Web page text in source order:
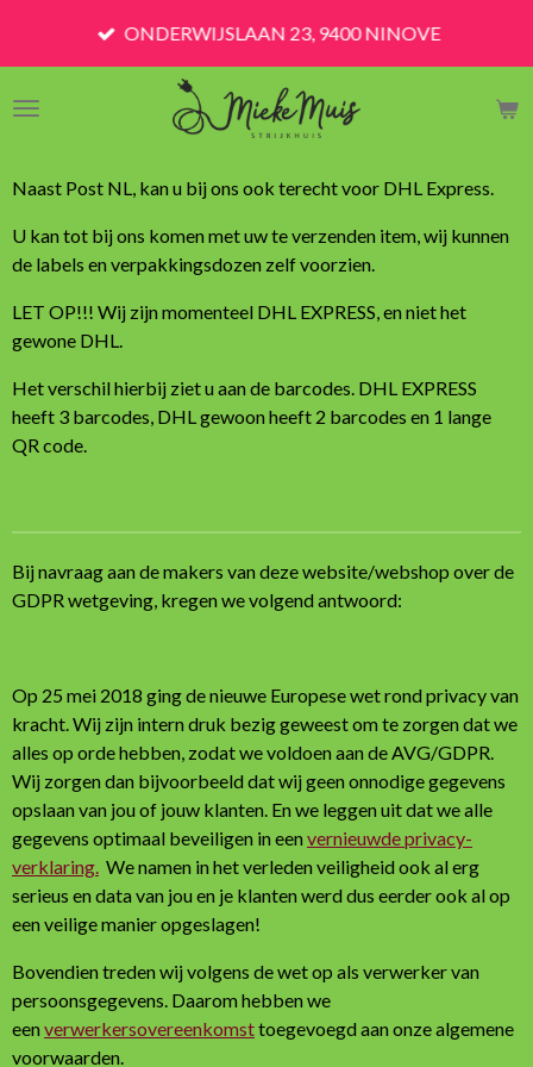
de
ONDERWIJSLAAN 23, 9400 NINOVE
Naast Post NL, kan u bij ons ook terecht voor DHL Express.
U kan tot bij ons komen met uw te verzenden item, wij kunnen
de labels en verpakkingsdozen zelf voorzien.
LET OP!!! Wij zijn momenteel DHL EXPRESS, en niet het
gewone DHL.
Het verschil hierbij ziet u aan de barcodes. DHL EXPRESS
heeft 3 barcodes, DHL gewoon heeft 2 barcodes en 1 lange
QR code.
Bij navraag aan de makers van deze website/webshop over de
GDPR wetgeving, kregen we volgend antwoord:
Op 25 mei 2018 ging de nieuwe Europese wet rond privacy van
kracht. Wij zijn intern druk bezig geweest om te zorgen dat we
alles op orde hebben, zodat we voldoen aan de AVG/GDPR.
Wij zorgen dan bijvoorbeeld dat wij geen onnodige gegevens
opslaan van jou of jouw klanten. En we leggen uit dat we alle
gegevens optimaal beveiligen in eenvernieuwde privacy-
verklaring. We namen in het verleden veiligheid ook al erg
serieus en data van jou en je klanten werd dus eerder ook al op
een veilige manier opgeslagen!
Bovendien treden wij volgens de wet op als verwerker van
persoonsgegevens. Daarom hebben we
eenverwerkersovereenkomsttoegevoegd aan onze algemene
voorwaarden.